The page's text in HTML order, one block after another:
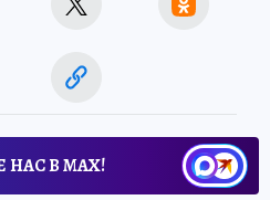
НАС В МАХ!